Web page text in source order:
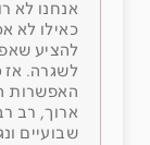
אנחנו לא
כאילו לא
להציע
לשגרה. אז
האפשרות
ארוך, רב
שבועיים